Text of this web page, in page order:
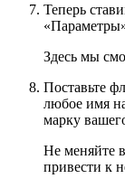
Теперь
Здесь мы
Поставьте
любое имя
марку
Не меняйте
привести к